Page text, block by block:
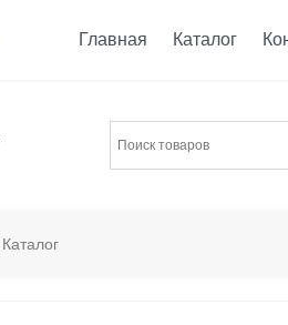
Главная Каталог
Каталог